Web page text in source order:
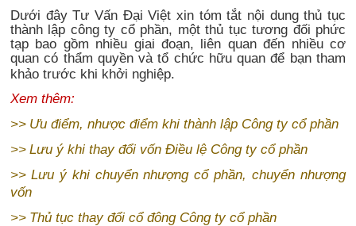
Dưới đây Tư Vấn Đại Việt xin tóm tắt nội dung thủ tục
thành lập công ty cổ phần, một thủ tục tương đối phức
tạp bao gồm nhiều giai đoạn, liên quan đến nhiều cơ
quan có thẩm quyền và tổ chức hữu quan để bạn tham
khảo trước khi khởi nghiệp.
Xem thêm:
>> Ưu điểm, nhược điểm khi thành lập Công ty cổ phần
>> Lưu ý khi thay đổi vốn Điều lệ Công ty cổ phần
>> Lưu ý khi chuyển nhượng cổ phần, chuyển nhượng
vốn
>> Thủ tục thay đổi cổ đông Công ty cổ phần